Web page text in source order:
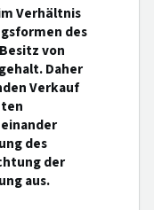
Verhältnis
des
von
Daher
Verkauf
des
der
aus.